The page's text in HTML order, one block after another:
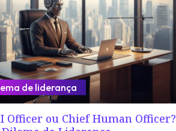
Officer ou Chief Human Officer?
de liderança